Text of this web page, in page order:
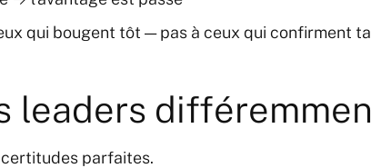
qui bougent tôt — pas à ceux qui confirment
leaders
parfaites.